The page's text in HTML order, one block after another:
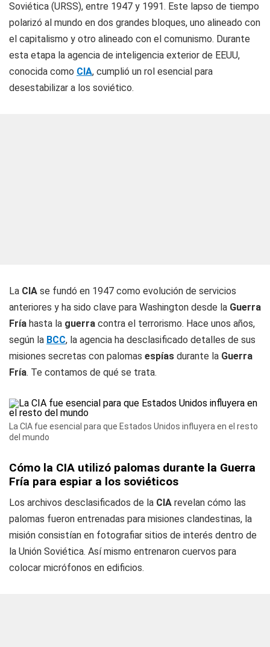
Soviética (URSS), entre 1947 y 1991. Este lapso de tiempo
polarizó al mundo en dos grandes bloques, uno alineado con
el capitalismo y otro alineado con el comunismo. Durante
esta etapa la agencia de inteligencia exterior de EEUU,
conocida como CIA, cumplió un rol esencial para
desestabilizar a los soviético.
La CIA se fundó en 1947 como evolución de servicios
anteriores y ha sido clave para Washington desde la Guerra
Fría hasta la guerra contra el terrorismo. Hace unos años,
según la BCC, la agencia ha desclasificado detalles de sus
misiones secretas con palomas espías durante la Guerra
Fría. Te contamos de qué se trata.
La CIA fue esencial para que Estados Unidos influyera en el resto
del mundo
Cómo la CIA utilizó palomas durante la Guerra
Fría para espiar a los soviéticos
Los archivos desclasificados de la CIA revelan cómo las
palomas fueron entrenadas para misiones clandestinas, la
misión consistían en fotografiar sitios de interés dentro de
la Unión Soviética. Así mismo entrenaron cuervos para
colocar micrófonos en edificios.